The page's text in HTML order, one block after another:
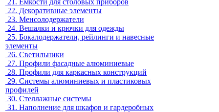
21. Емкости для столовых приборов
22. Декоративные элементы
23. Менсолодержатели
24. Вешалки и крючки для одежды
25. Бокалодержатели, рейлинги и навесные
элементы
26. Светильники
27. Профили фасадные алюминиевые
28. Профили для каркасных конструкций
29. Системы алюминиевых и пластиковых
профилей
30. Стеллажные системы
31. Наполнение для шкафов и гардеробных